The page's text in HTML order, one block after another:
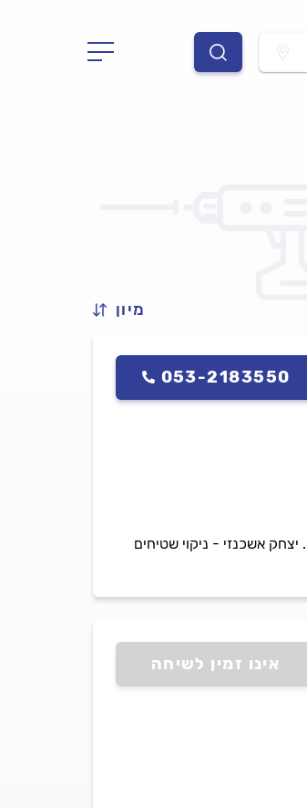
מיון
053-2183550
יצחק אשכנזי - ניקוי שטיחים
אינו זמין לשיחה